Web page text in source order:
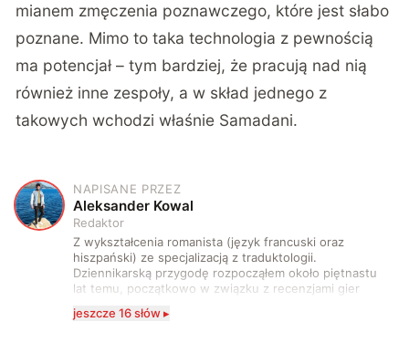
mianem zmęczenia poznawczego, które jest słabo
poznane. Mimo to taka technologia z pewnością
ma potencjał – tym bardziej, że pracują nad nią
również inne zespoły, a w skład jednego z
takowych wchodzi właśnie Samadani.
A
NAPISANE PRZEZ
Aleksander Kowal
Redaktor
Z wykształcenia romanista (język francuski oraz
hiszpański) ze specjalizacją z traduktologii.
Dziennikarską przygodę rozpocząłem około piętnastu
lat temu, początkowo w związku z recenzjami gier
komputerowych i filmów. Obecnie publikuję
zdecydowanie częściej na tematy związane z nauką
jeszcze 16 słów ▸